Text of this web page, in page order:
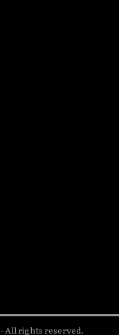
- All rights reserved.